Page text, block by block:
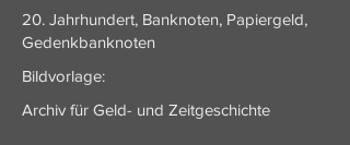
20. Jahrhundert, Banknoten, Papiergeld,
Gedenkbanknoten
Bildvorlage:
Archiv für Geld- und Zeitgeschichte